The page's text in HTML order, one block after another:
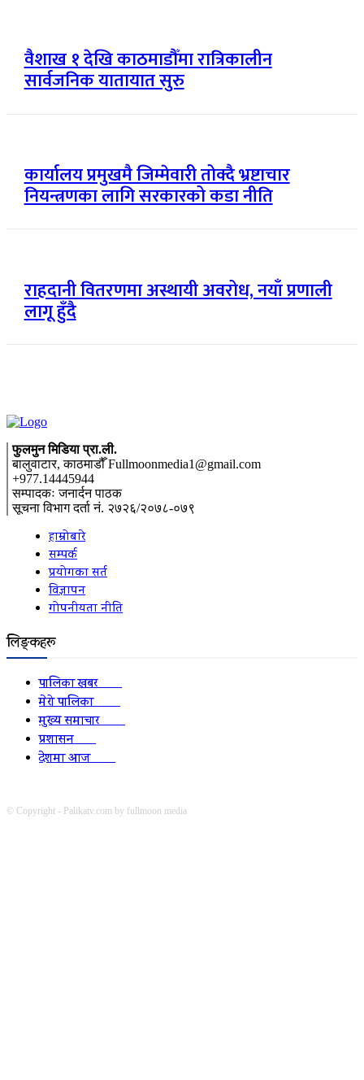
वैशाख १ देखि काठमाडौँमा रात्रिकालीन
सार्वजनिक यातायात सुरु
कार्यालय प्रमुखमै जिम्मेवारी तोक्दै भ्रष्टाचार
नियन्त्रणका लागि सरकारको कडा नीति
राहदानी वितरणमा अस्थायी अवरोध, नयाँ प्रणाली
लागू हुँदै
फुलमुन मिडिया प्रा.ली.
बालुवाटार, काठमाडौँ Fullmoonmedia1@gmail.com
+977.14445944
सम्पादकः जनार्दन पाठक
सूचना विभाग दर्ता नं. २७२६/२०७८-०७९
हाम्रोबारे
सम्पर्क
प्रयोगका सर्त
विज्ञापन
गोपनीयता नीति
लिङ्कहरू
पालिका खबर2152
मेरो पालिका2078
मुख्य समाचार2010
प्रशासन1341
देशमा आज1278
© Copyright - Palikatv.com by fullmoon media